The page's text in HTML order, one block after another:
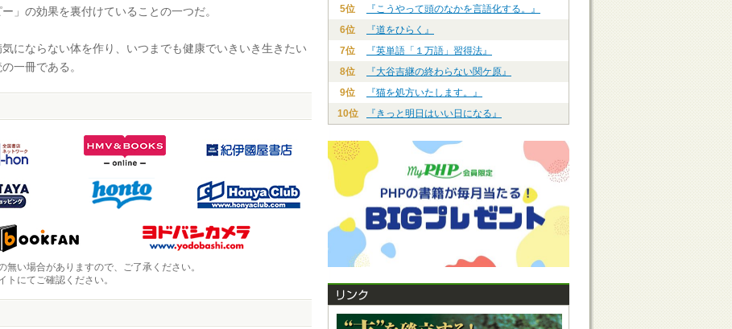
」の効果を裏付けていることの一つだ。
にならない体を作り、いつまでも健康でいきいき生きたい
一冊である。
い場合がありますので、ご了承ください。
にてご確認ください。
5位
『こうやって頭のなかを言語化する。』
6位
『道をひらく』
7位
『英単語「１万語」習得法』
8位
『大谷吉継の終わらない関ケ原』
9位
『猫を処方いたします。』
10位
『きっと明日はいい日になる』